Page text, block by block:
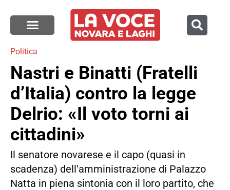
Politica
Nastri e Binatti (Fratelli
d’Italia) contro la legge
Delrio: «Il voto torni ai
cittadini»
Il senatore novarese e il capo (quasi in
scadenza) dell'amministrazione di Palazzo
Natta in piena sintonia con il loro partito, che